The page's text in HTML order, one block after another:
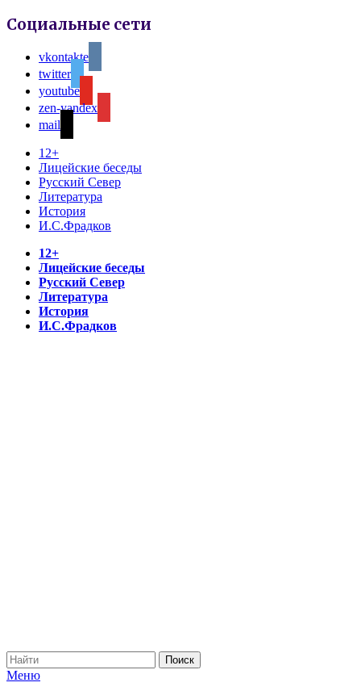
Социальные сети
vkontakte
twitter
youtube
zen-yandex
mail
12+
Лицейские беседы
Русский Север
Литература
История
И.С.Фрадков
12+
Лицейские беседы
Русский Север
Литература
История
И.С.Фрадков
Меню